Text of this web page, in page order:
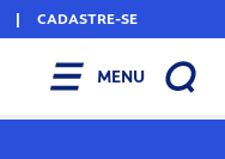
| CADASTRE-SE
MENU